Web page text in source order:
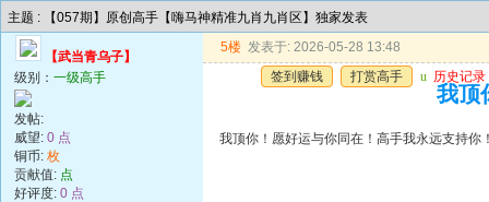
主题 : 【057期】原创高手【嗨马神精准九肖九肖区】独家发表
【武当青乌子】
级别： 一级高手
发帖:
威望: 0 点
铜币: 枚
贡献值: 点
好评度: 0 点
5楼 发表于: 2026-05-28 13:48
签到赚钱
打赏高手 u 历史记录
我顶
我顶你！愿好运与你同在！高手我永远支持你